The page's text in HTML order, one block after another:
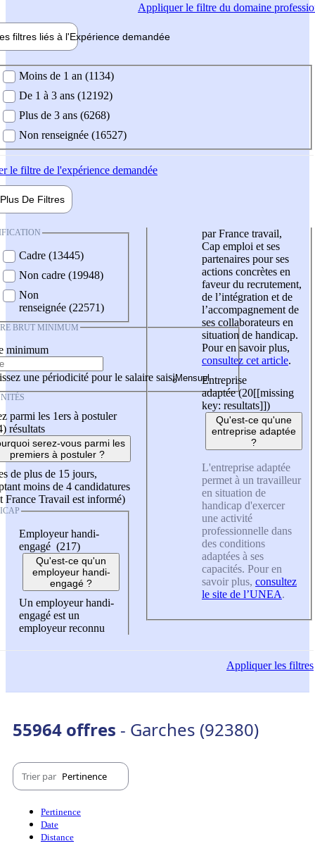
Appliquerle filtre du domaine
filtres liés à l'Expérience demandée
demandée
Moins de 1 an (1134)
De 1 à 3 ans (12192)
Plus de 3 ans (6268)
Non renseignée (16527)
le filtre de l'expérience demandée
Plus De Filtres
Cadre (13445)
Non cadre (19948)
Non
renseignée (22571)
BRUT MINIMUM
minimum
une périodicité pour le salaire saisi
parmi les 1ers à postuler
résultats
serez-vous parmi les
premiers à postuler ?
de plus de 15 jours,
moins de 4 candidatures
France Travail est informé)
Employeur handi-
engagé (217)
Qu'est-ce qu'un
employeur handi-
engagé ?
Un employeur handi-
engagé est un
employeur reconnu
par France travail,
Cap emploi et ses
partenaires pour ses
actions concrètes en
faveur du recrutement,
de l’intégration et de
l’accompagnement de
ses collaborateurs en
situation de handicap.
Pour en savoir plus,
consultez cet article.
Entreprise
adaptée (20[[missing
key: resultats]])
Qu'est-ce qu'une
entreprise adaptée
?
L'entreprise adaptée
permet à un travailleur
en situation de
handicap d'exercer
une activité
professionnelle dans
des conditions
adaptées à ses
capacités. Pour en
savoir plus, consultez
le site de l’UNEA.
Appliquerles filtres
55964 offres - Garches (92380)
Trier par Pertinence
Pertinence
Date
Distance